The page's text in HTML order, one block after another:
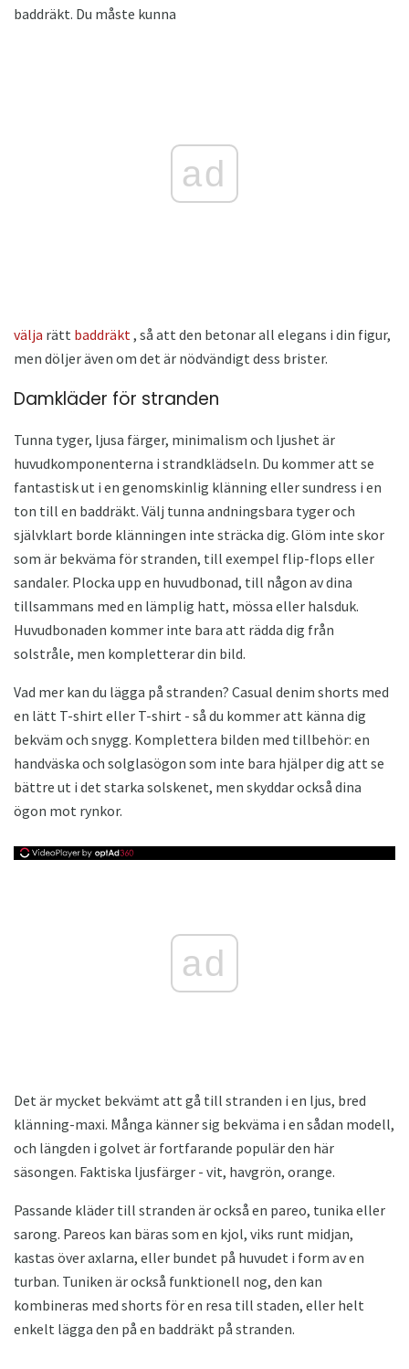
baddräkt. Du måste kunna
ad
välja rätt baddräkt , så att den betonar all elegans i din figur,
men döljer även om det är nödvändigt dess brister.
Damkläder för stranden
Tunna tyger, ljusa färger, minimalism och ljushet är
huvudkomponenterna i strandklädseln. Du kommer att se
fantastisk ut i en genomskinlig klänning eller sundress i en
ton till en baddräkt. Välj tunna andningsbara tyger och
självklart borde klänningen inte sträcka dig. Glöm inte skor
som är bekväma för stranden, till exempel flip-flops eller
sandaler. Plocka upp en huvudbonad, till någon av dina
tillsammans med en lämplig hatt, mössa eller halsduk.
Huvudbonaden kommer inte bara att rädda dig från
solstråle, men kompletterar din bild.
Vad mer kan du lägga på stranden? Casual denim shorts med
en lätt T-shirt eller T-shirt - så du kommer att känna dig
bekväm och snygg. Komplettera bilden med tillbehör: en
handväska och solglasögon som inte bara hjälper dig att se
bättre ut i det starka solskenet, men skyddar också dina
ögon mot rynkor.
ad
Det är mycket bekvämt att gå till stranden i en ljus, bred
klänning-maxi. Många känner sig bekväma i en sådan modell,
och längden i golvet är fortfarande populär den här
säsongen. Faktiska ljusfärger - vit, havgrön, orange.
Passande kläder till stranden är också en pareo, tunika eller
sarong. Pareos kan bäras som en kjol, viks runt midjan,
kastas över axlarna, eller bundet på huvudet i form av en
turban. Tuniken är också funktionell nog, den kan
kombineras med shorts för en resa till staden, eller helt
enkelt lägga den på en baddräkt på stranden.